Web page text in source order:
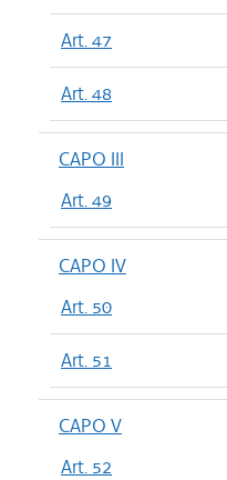
Art. 47
Art. 48
CAPO III
Art. 49
CAPO IV
Art. 50
Art. 51
CAPO V
Art. 52